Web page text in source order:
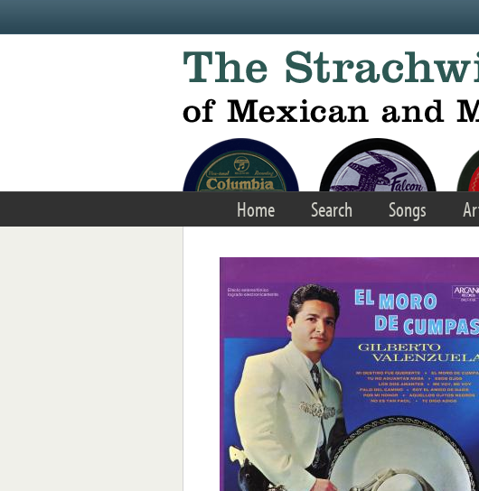
Home Search Songs